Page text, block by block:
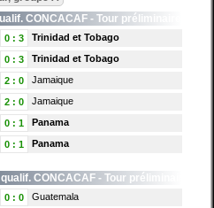
CONCACAF - Tour préliminaire
0 : 3
Trinidad et Tobago
0 : 3
Trinidad et Tobago
2 : 0
Jamaique
2 : 0
Jamaique
0 : 1
Panama
0 : 1 Panama
CONCACAF - Tour préliminaire
0 : 0
Guatemala